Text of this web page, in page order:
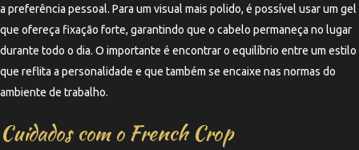
a preferência pessoal. Para um visual mais polido, é possível usar um gel
que ofereça fixação forte, garantindo que o cabelo permaneça no lugar
durante todo o dia. O importante é encontrar o equilíbrio entre um estilo
que reflita a personalidade e que também se encaixe nas normas do
ambiente de trabalho.
Cuidados com o French Crop